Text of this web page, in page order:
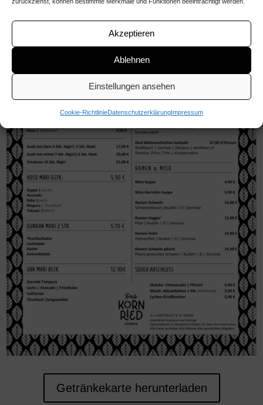
Akzeptieren
Ablehnen
Einstellungen ansehen
Cookie-RichtlinieDatenschutzerklärungImpressum
Getränkekarte herunterladen